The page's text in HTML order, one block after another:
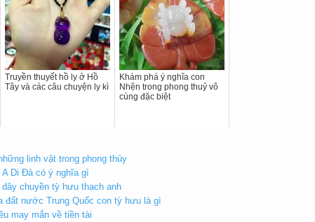
Truyền thuyết hồ ly ở Hồ
Tây và các câu chuyện ly kì
Khám phá ý nghĩa con
Nhện trong phong thuỷ vô
cùng đặc biệt
linh vật trong phong thủy
A Di Đà có ý nghĩa gì
chuyền tỳ hưu thạch anh
đất nước Trung Quốc con tỳ hưu là gì
may mắn về tiền tài